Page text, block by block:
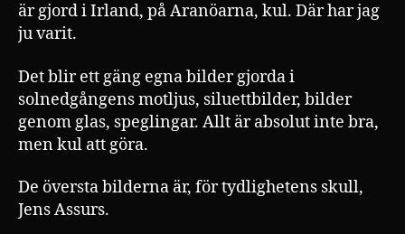
är gjord i Irland, på Aranöarna, kul. Där har jag
ju varit.
Det blir ett gäng egna bilder gjorda i
solnedgångens motljus, siluettbilder, bilder
genom glas, speglingar. Allt är absolut inte bra,
men kul att göra.
De översta bilderna är, för tydlighetens skull,
Jens Assurs.